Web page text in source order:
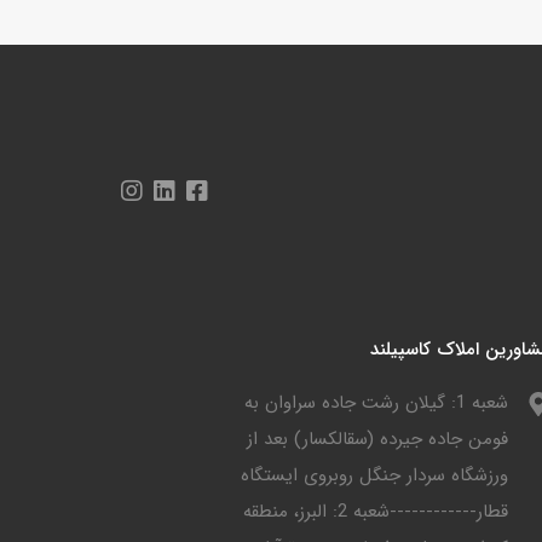
املاک کاسپیلند
شعبه 1: گیلان رشت جاده سراوان به
فومن جاده جیرده (سقالکسار) بعد از
ورزشگاه سردار جنگل روبروی ایستگاه
قطار------------شعبه 2: البرز، منطقه